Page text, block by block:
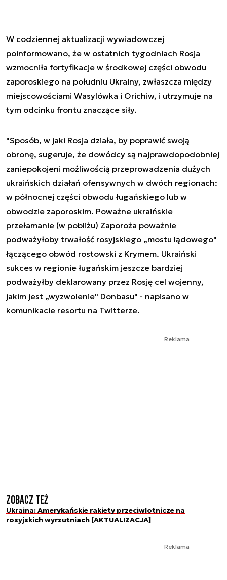
W codziennej aktualizacji wywiadowczej
poinformowano, że w ostatnich tygodniach Rosja
wzmocniła fortyfikacje w środkowej części obwodu
zaporoskiego na południu Ukrainy, zwłaszcza między
miejscowościami Wasylówka i Orichiw, i utrzymuje na
tym odcinku frontu znaczące siły.
"Sposób, w jaki Rosja działa, by poprawić swoją
obronę, sugeruje, że dowódcy są najprawdopodobniej
zaniepokojeni możliwością przeprowadzenia dużych
ukraińskich działań ofensywnych w dwóch regionach:
w północnej części obwodu ługańskiego lub w
obwodzie zaporoskim. Poważne ukraińskie
przełamanie (w pobliżu) Zaporoża poważnie
podważyłoby trwałość rosyjskiego „mostu lądowego"
łączącego obwód rostowski z Krymem. Ukraiński
sukces w regionie ługańskim jeszcze bardziej
podważyłby deklarowany przez Rosję cel wojenny,
jakim jest „wyzwolenie" Donbasu" - napisano w
komunikacie resortu na Twitterze.
Reklama
Zobacz też
Ukraina: Amerykańskie rakiety przeciwlotnicze na
rosyjskich wyrzutniach [AKTUALIZACJA]
Reklama